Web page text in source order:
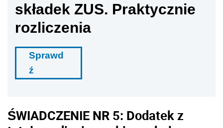
składek ZUS. Praktycznie
rozliczenia
Sprawd
ź
ŚWIADCZENIE NR 5: Dodatek z